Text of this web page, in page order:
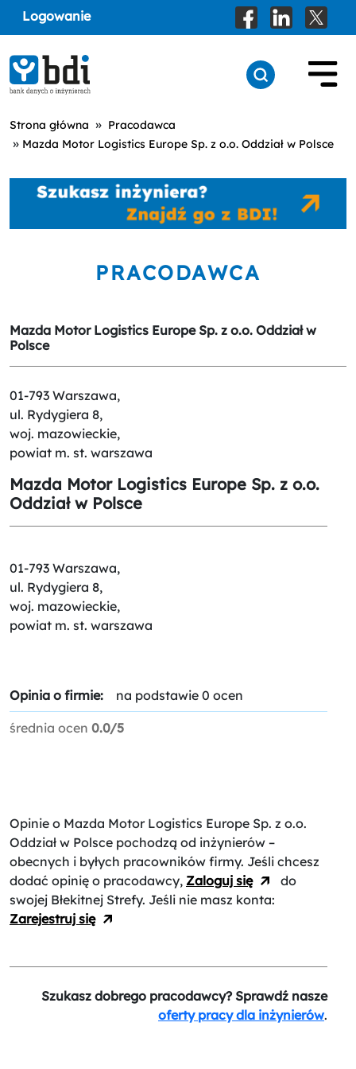
Logowanie
Strona główna » Pracodawca
» Mazda Motor Logistics Europe Sp. z o.o. Oddział w Polsce
PRACODAWCA
Mazda Motor Logistics Europe Sp. z o.o. Oddział w
Polsce
01-793 Warszawa,
ul. Rydygiera 8,
woj. mazowieckie,
powiat m. st. warszawa
Mazda Motor Logistics Europe Sp. z o.o.
Oddział w Polsce
01-793 Warszawa,
ul. Rydygiera 8,
woj. mazowieckie,
powiat m. st. warszawa
Opinia o firmie: na podstawie 0 ocen
średnia ocen 0.0/5
Opinie o Mazda Motor Logistics Europe Sp. z o.o.
Oddział w Polsce pochodzą od inżynierów –
obecnych i byłych pracowników firmy. Jeśli chcesz
dodać opinię o pracodawcy, Zaloguj się
do
swojej Błekitnej Strefy. Jeśli nie masz konta:
Zarejestruj się
Szukasz dobrego pracodawcy? Sprawdź nasze
oferty pracy dla inżynierów.